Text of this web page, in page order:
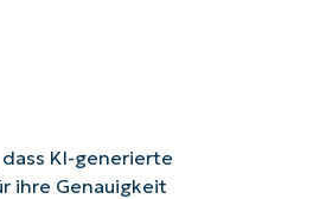
KI-generierte
ihre Genauigkeit